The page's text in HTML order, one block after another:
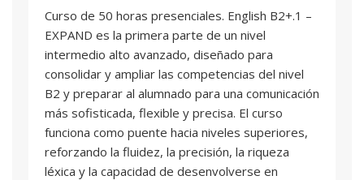
EXPAND no se realizará una prueba formal de
examen final. La evaluación será continua y se
valorarán la asistencia, la participación, la
realización de tareas, el progreso observado y
los resultados obtenidos en actividades
prácticas.
Curso de 50 horas presenciales. English B2+.1 –
EXPAND es la primera parte de un nivel
intermedio alto avanzado, diseñado para
consolidar y ampliar las competencias del nivel
B2 y preparar al alumnado para una comunicación
más sofisticada, flexible y precisa. El curso
funciona como puente hacia niveles superiores,
reforzando la fluidez, la precisión, la riqueza
léxica y la capacidad de desenvolverse en